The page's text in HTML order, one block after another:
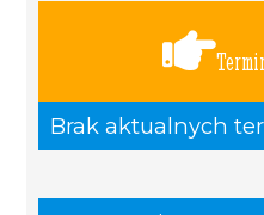
Brak aktualnych